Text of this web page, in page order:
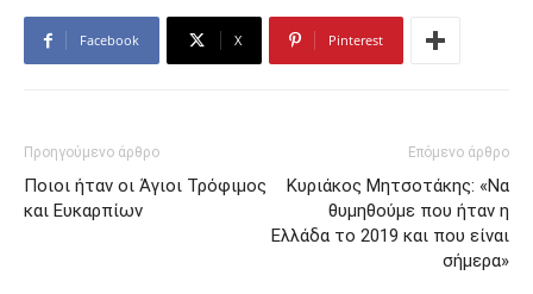
Facebook X Pinterest
Προηγούμενο άρθρο
Ποιοι ήταν οι Άγιοι Τρόφιμος
και Ευκαρπίων
Επόμενο άρθρο
Κυριάκος Μητσοτάκης: «Να
θυμηθούμε που ήταν η
Ελλάδα το 2019 και που είναι
σήμερα»